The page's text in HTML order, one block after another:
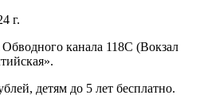
г.
канала 118С (Вокзал
детям до 5 лет бесплатно.